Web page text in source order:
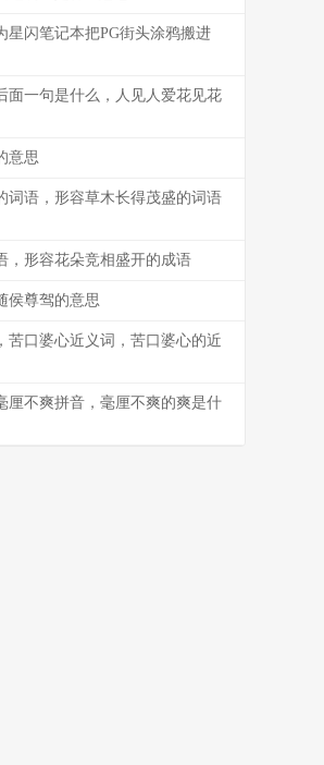
星闪笔记本把PG街头涂鸦搬进
面一句是什么，人见人爱花见花
意思
词语，形容草木长得茂盛的词语
，形容花朵竞相盛开的成语
侯尊驾的意思
苦口婆心近义词，苦口婆心的近
厘不爽拼音，毫厘不爽的爽是什